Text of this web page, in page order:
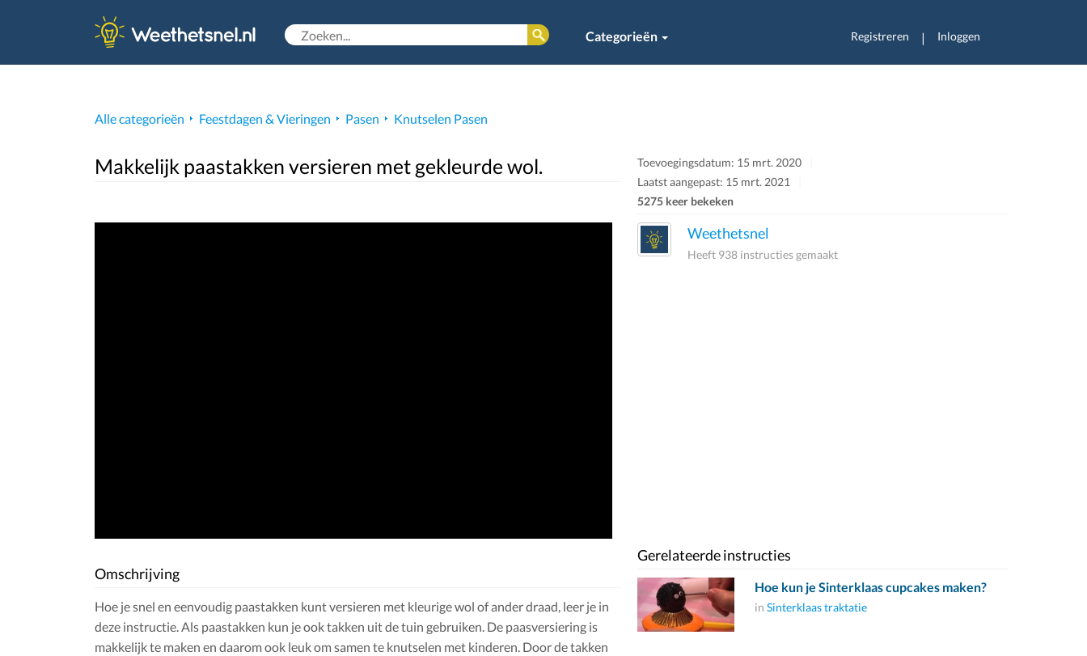
Categorieën Registreren | Inloggen
Alle categorieën Feestdagen & Vieringen Pasen Knutselen Pasen
Makkelijk paastakken versieren met gekleurde wol.
Toevoegingsdatum: 15 mrt. 2020
Laatst aangepast: 15 mrt. 2021
5275 keer bekeken
Omschrijving
Hoe je snel en eenvoudig paastakken kunt versieren met kleurige wol of ander draad, leer je in
deze instructie. Als paastakken kun je ook takken uit de tuin gebruiken. De paasversiering is
makkelijk te maken en daarom ook leuk om samen te knutselen met kinderen. Door de takken
Weethetsnel
Heeft 938 instructies gemaakt
Gerelateerde instructies
Hoe kun je Sinterklaas cupcakes maken?
in Sinterklaas traktatie